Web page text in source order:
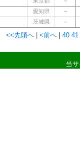
愛知県
－
茨城県 －
<<先頭へ <前へ 40 41
当